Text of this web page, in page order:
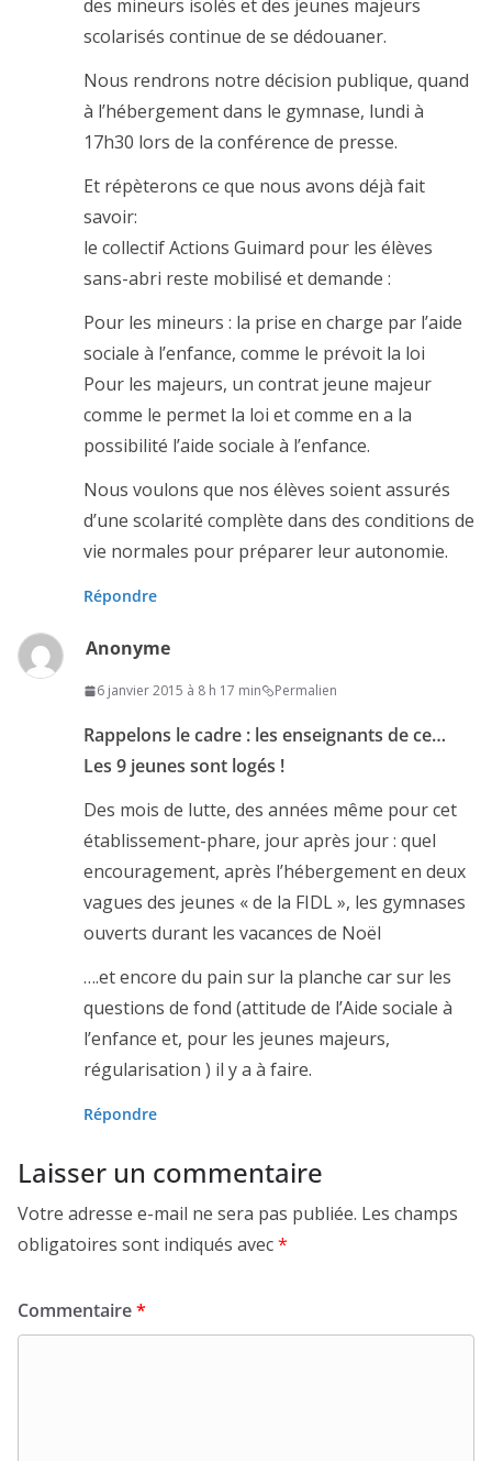
des mineurs isolés et des jeunes majeurs
scolarisés continue de se dédouaner.
Nous rendrons notre décision publique, quand
à l’hébergement dans le gymnase, lundi à
17h30 lors de la conférence de presse.
Et répèterons ce que nous avons déjà fait
savoir:
le collectif Actions Guimard pour les élèves
sans-abri reste mobilisé et demande :
Pour les mineurs : la prise en charge par l’aide
sociale à l’enfance, comme le prévoit la loi
Pour les majeurs, un contrat jeune majeur
comme le permet la loi et comme en a la
possibilité l’aide sociale à l’enfance.
Nous voulons que nos élèves soient assurés
d’une scolarité complète dans des conditions de
vie normales pour préparer leur autonomie.
Répondre
Anonyme
6 janvier 2015 à 8 h 17 min Permalien
Rappelons le cadre : les enseignants de ce…
Les 9 jeunes sont logés !
Des mois de lutte, des années même pour cet
établissement-phare, jour après jour : quel
encouragement, après l’hébergement en deux
vagues des jeunes « de la FIDL », les gymnases
ouverts durant les vacances de Noël
….et encore du pain sur la planche car sur les
questions de fond (attitude de l’Aide sociale à
l’enfance et, pour les jeunes majeurs,
régularisation ) il y a à faire.
Répondre
Laisser un commentaire
Votre adresse e-mail ne sera pas publiée. Les champs
obligatoires sont indiqués avec*
Commentaire*